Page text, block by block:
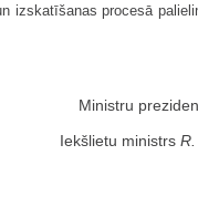
izskatīšanas procesā
Ministru
Iekšlietu ministrs